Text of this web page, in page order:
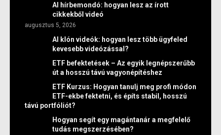
AI hírbemondó: hogyan lesz az írott
cikkekből videó
augusztus 5, 2026
AI klón videók: hogyan lesz több ügyfeled
kevesebb videózással?
ETF befektetések – Az egyik legnépszerűbb
út a hosszú távú vagyonépítéshez
ETF Kurzus: Hogyan tanulj meg profi módon
ETF-ekbe fektetni, és építs stabil, hosszú
távú portfóliót?
Hogyan segít egy magántanár a megfelelő
tudás megszerzésében?